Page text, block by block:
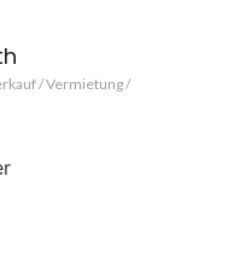
/ Vermietung /